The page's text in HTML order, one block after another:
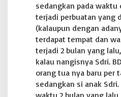
sedangkan pada
terjadi perbuatan yang
(kalaupun dengan
terdapat tempat dan
terjadi 2 bulan yang
kalau nangisnya Sdri.
orang tua nya baru per
sedangkan si anak